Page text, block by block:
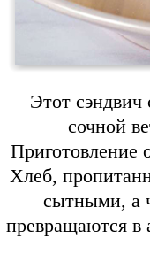
Этот
сочной
Приготовление
Хлеб,
сытными, а
превращаются в